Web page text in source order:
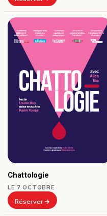
Chattologie
LE 7 OCTOBRE
Réserver